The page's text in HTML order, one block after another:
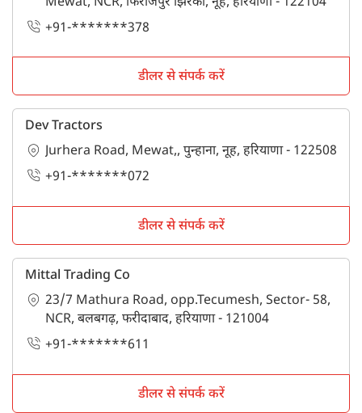
+91-*******378
डीलर से संपर्क करें
Dev Tractors
Jurhera Road, Mewat,, पुन्हाना, नूह, हरियाणा - 122508
+91-*******072
डीलर से संपर्क करें
Mittal Trading Co
23/7 Mathura Road, opp.Tecumesh, Sector- 58,
NCR, बलबगढ़, फरीदाबाद, हरियाणा - 121004
+91-*******611
डीलर से संपर्क करें